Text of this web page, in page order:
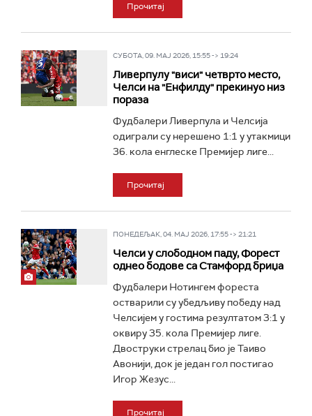
Прочитај
СУБОТА, 09. МАЈ 2026, 15:55 -> 19:24
Ливерпулу "виси" четврто место,
Челси на "Енфилду" прекинуо низ
пораза
Фудбалери Ливерпула и Челсија
одиграли су нерешено 1:1 у утакмици
36. кола енглеске Премијер лиге...
Прочитај
ПОНЕДЕЉАК, 04. МАЈ 2026, 17:55 -> 21:21
Челси у слободном паду, Форест
однео бодове са Стамфорд бриџа
Фудбалери Нотингем фореста
остварили су убедљиву победу над
Челсијем у гостима резултатом 3:1 у
оквиру 35. кола Премијер лиге.
Двоструки стрелац био је Таиво
Авонији, док је један гол постигао
Игор Жезус...
Прочитај